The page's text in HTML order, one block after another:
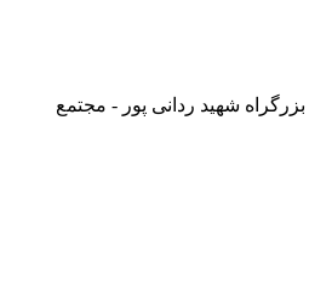
شهید ردانی پور - مجتمع